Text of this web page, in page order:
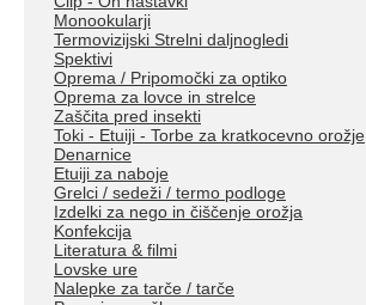
Monookularji
Termovizijski Strelni daljnogledi
Spektivi
Oprema / Pripomočki za optiko
Oprema za lovce in strelce
Zaščita pred insekti
Toki - Etuiji - Torbe za kratkocevno orožje
Denarnice
Etuiji za naboje
Grelci / sedeži / termo podloge
Izdelki za nego in čiščenje orožja
Konfekcija
Literatura & filmi
Lovske ure
Nalepke za tarče / tarče